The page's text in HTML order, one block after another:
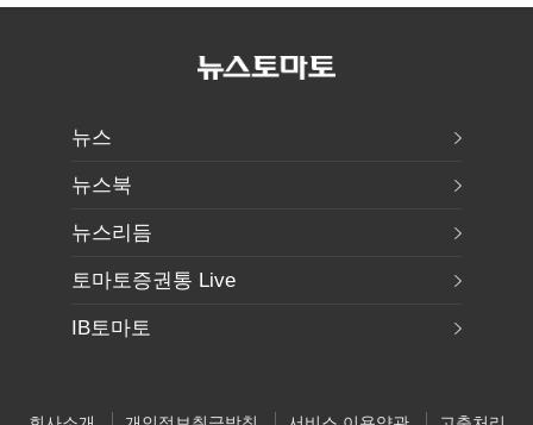
뉴스
뉴스북
뉴스리듬
토마토증권통 Live
IB토마토